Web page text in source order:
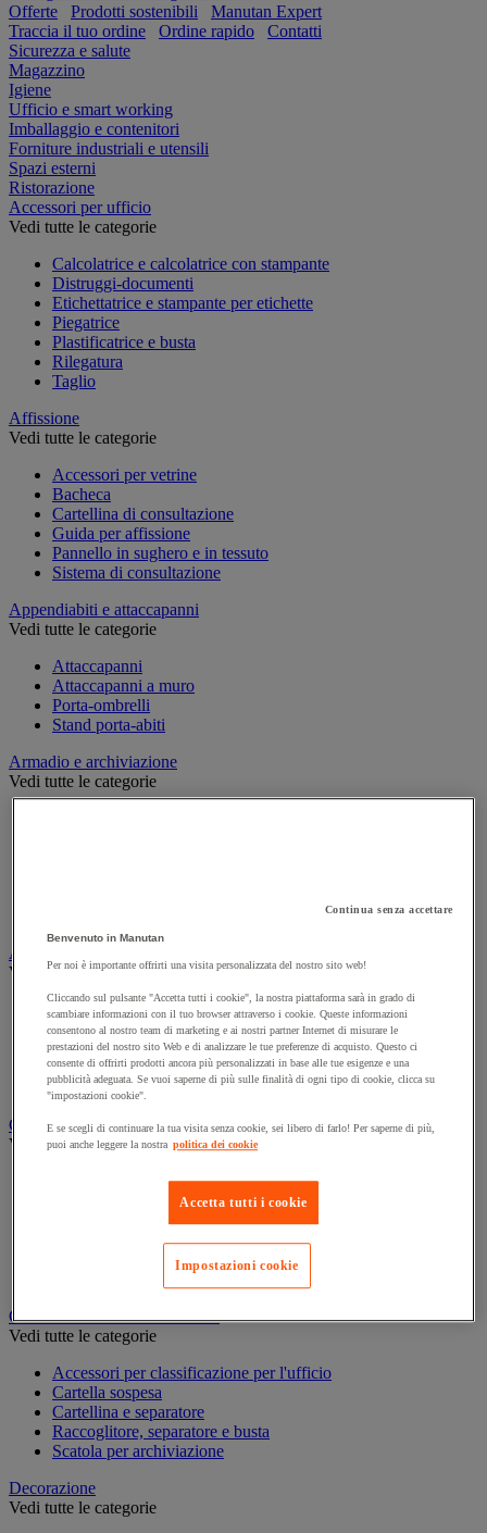
Offerte Prodotti sostenibili
Manutan Expert
Traccia il tuo ordine
Ordine rapido
Contatti
Sicurezza e salute
Magazzino
Igiene
Ufficio e smart working
Imballaggio e contenitori
Forniture industriali e utensili
Spazi esterni
Ristorazione
Accessori per ufficio
Vedi tutte le categorie
Calcolatrice e calcolatrice con stampante
Distruggi-documenti
Etichettatrice e stampante per etichette
Piegatrice
Plastificatrice e busta
Rilegatura
Taglio
Affissione
Vedi tutte le categorie
Accessori per vetrine
Bacheca
Cartellina di consultazione
Guida per affissione
Pannello in sughero e in tessuto
Sistema di consultazione
Appendiabiti e attaccapanni
Vedi tutte le categorie
Attaccapanni
Attaccapanni a muro
Porta-ombrelli
Stand porta-abiti
Armadio e archiviazione
Vedi tutte le categorie
Audiovisivi
Vedi tutte le categorie
Attrezzature audio e Hi-Fi
Connessione audio e video
Fotocamera, videocamera e binocolo
Insonorizzazione e registrazione professionali
Strumenti per proiezione e videoproiezione
Cancelleria e forniture per ufficio
Vedi tutte le categorie
Agenda, calendario e sottomano
Busta e smistamento della posta
Carta, scheda Bristol e biglietto da visita
Piccole forniture
Quaderno, blocco note e Post-it®
Classificazione e archiviazione
Vedi tutte le categorie
Accessori per classificazione per l'ufficio
Cartella sospesa
Cartellina e separatore
Raccoglitore, separatore e busta
Scatola per archiviazione
Decorazione
Vedi tutte le categorie
Continua senza accettare
Benvenuto in Manutan
Per noi è importante offrirti una visita personalizzata del nostro sito web!
Cliccando sul pulsante "Accetta tutti i cookie", la nostra piattaforma sarà in grado di
scambiare informazioni con il tuo browser attraverso i cookie. Queste informazioni
consentono al nostro team di marketing e ai nostri partner Internet di misurare le
prestazioni del nostro sito Web e di analizzare le tue preferenze di acquisto. Questo ci
consente di offrirti prodotti ancora più personalizzati in base alle tue esigenze e una
pubblicità adeguata. Se vuoi saperne di più sulle finalità di ogni tipo di cookie, clicca su
"impostazioni cookie".
E se scegli di continuare la tua visita senza cookie, sei libero di farlo! Per saperne di più,
puoi anche leggere la nostra politica dei cookie
Accetta tutti i cookie
Impostazioni cookie